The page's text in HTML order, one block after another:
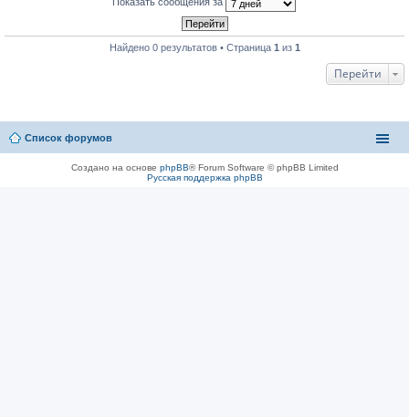
Найдено 0 результатов • Страница 1 из 1
Перейти
Список форумов
Создано на основе phpBB® Forum Software © phpBB Limited
Русская поддержка phpBB